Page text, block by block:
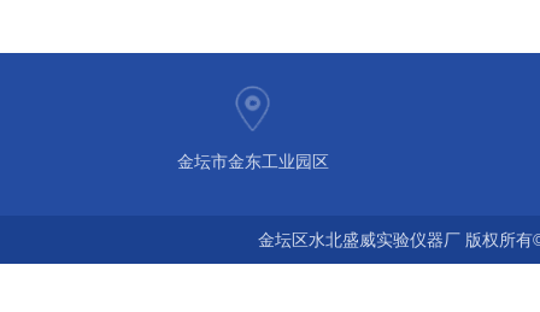
金坛市金东工业园区
金坛区水北盛威实验仪器厂 版权所